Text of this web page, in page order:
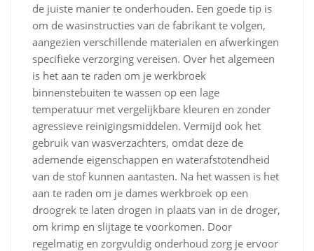
de juiste manier te onderhouden. Een goede tip is
om de wasinstructies van de fabrikant te volgen,
aangezien verschillende materialen en afwerkingen
specifieke verzorging vereisen. Over het algemeen
is het aan te raden om je werkbroek
binnenstebuiten te wassen op een lage
temperatuur met vergelijkbare kleuren en zonder
agressieve reinigingsmiddelen. Vermijd ook het
gebruik van wasverzachters, omdat deze de
ademende eigenschappen en waterafstotendheid
van de stof kunnen aantasten. Na het wassen is het
aan te raden om je dames werkbroek op een
droogrek te laten drogen in plaats van in de droger,
om krimp en slijtage te voorkomen. Door
regelmatig en zorgvuldig onderhoud zorg je ervoor